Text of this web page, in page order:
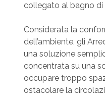
collegato al bagno di
Considerata la
dell’ambiente, gli
una soluzione
concentrata su una
occupare troppo
ostacolare la